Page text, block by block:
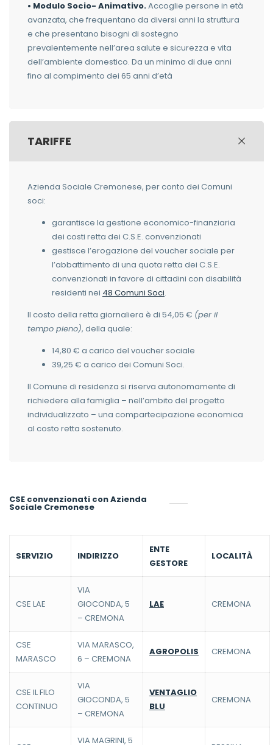
• Modulo Socio- Animativo.Accoglie persone in età
avanzata, che frequentano da diversi anni la struttura
e che presentano bisogni di sostegno
prevalentemente nell’area salute e sicurezza e vita
dell’ambiente domestico. Da un minimo di due anni
fino al compimento dei 65 anni d’età
TARIFFE
Azienda Sociale Cremonese, per conto dei Comuni
soci:
garantisce la gestione economico-finanziaria
dei costi retta dei C.S.E. convenzionati
gestisce l’erogazione del voucher sociale per
l’abbattimento di una quota retta dei C.S.E.
convenzionati in favore di cittadini con disabilità
residenti nei 48 Comuni Soci.
Il costo della retta giornaliera è di 54,05 € (per il
tempo pieno), della quale:
14,80 € a carico del voucher sociale
39,25 € a carico dei Comuni Soci.
Il Comune di residenza si riserva autonomamente di
richiedere alla famiglia – nell’ambito del progetto
individualizzato – una compartecipazione economica
al costo retta sostenuto.
CSE convenzionati con Azienda
Sociale Cremonese
SERVIZIO INDIRIZZO
ENTE
GESTORE
LOCALITÀ
CSE LAE
VIA
GIOCONDA, 5
– CREMONA
LAE CREMONA
CSE
MARASCO
VIA MARASCO,
6 – CREMONA
AGROPOLIS CREMONA
CSE IL FILO
CONTINUO
VIA
GIOCONDA, 5
– CREMONA
VENTAGLIO
BLU
CREMONA
VIA MAGRINI, 5